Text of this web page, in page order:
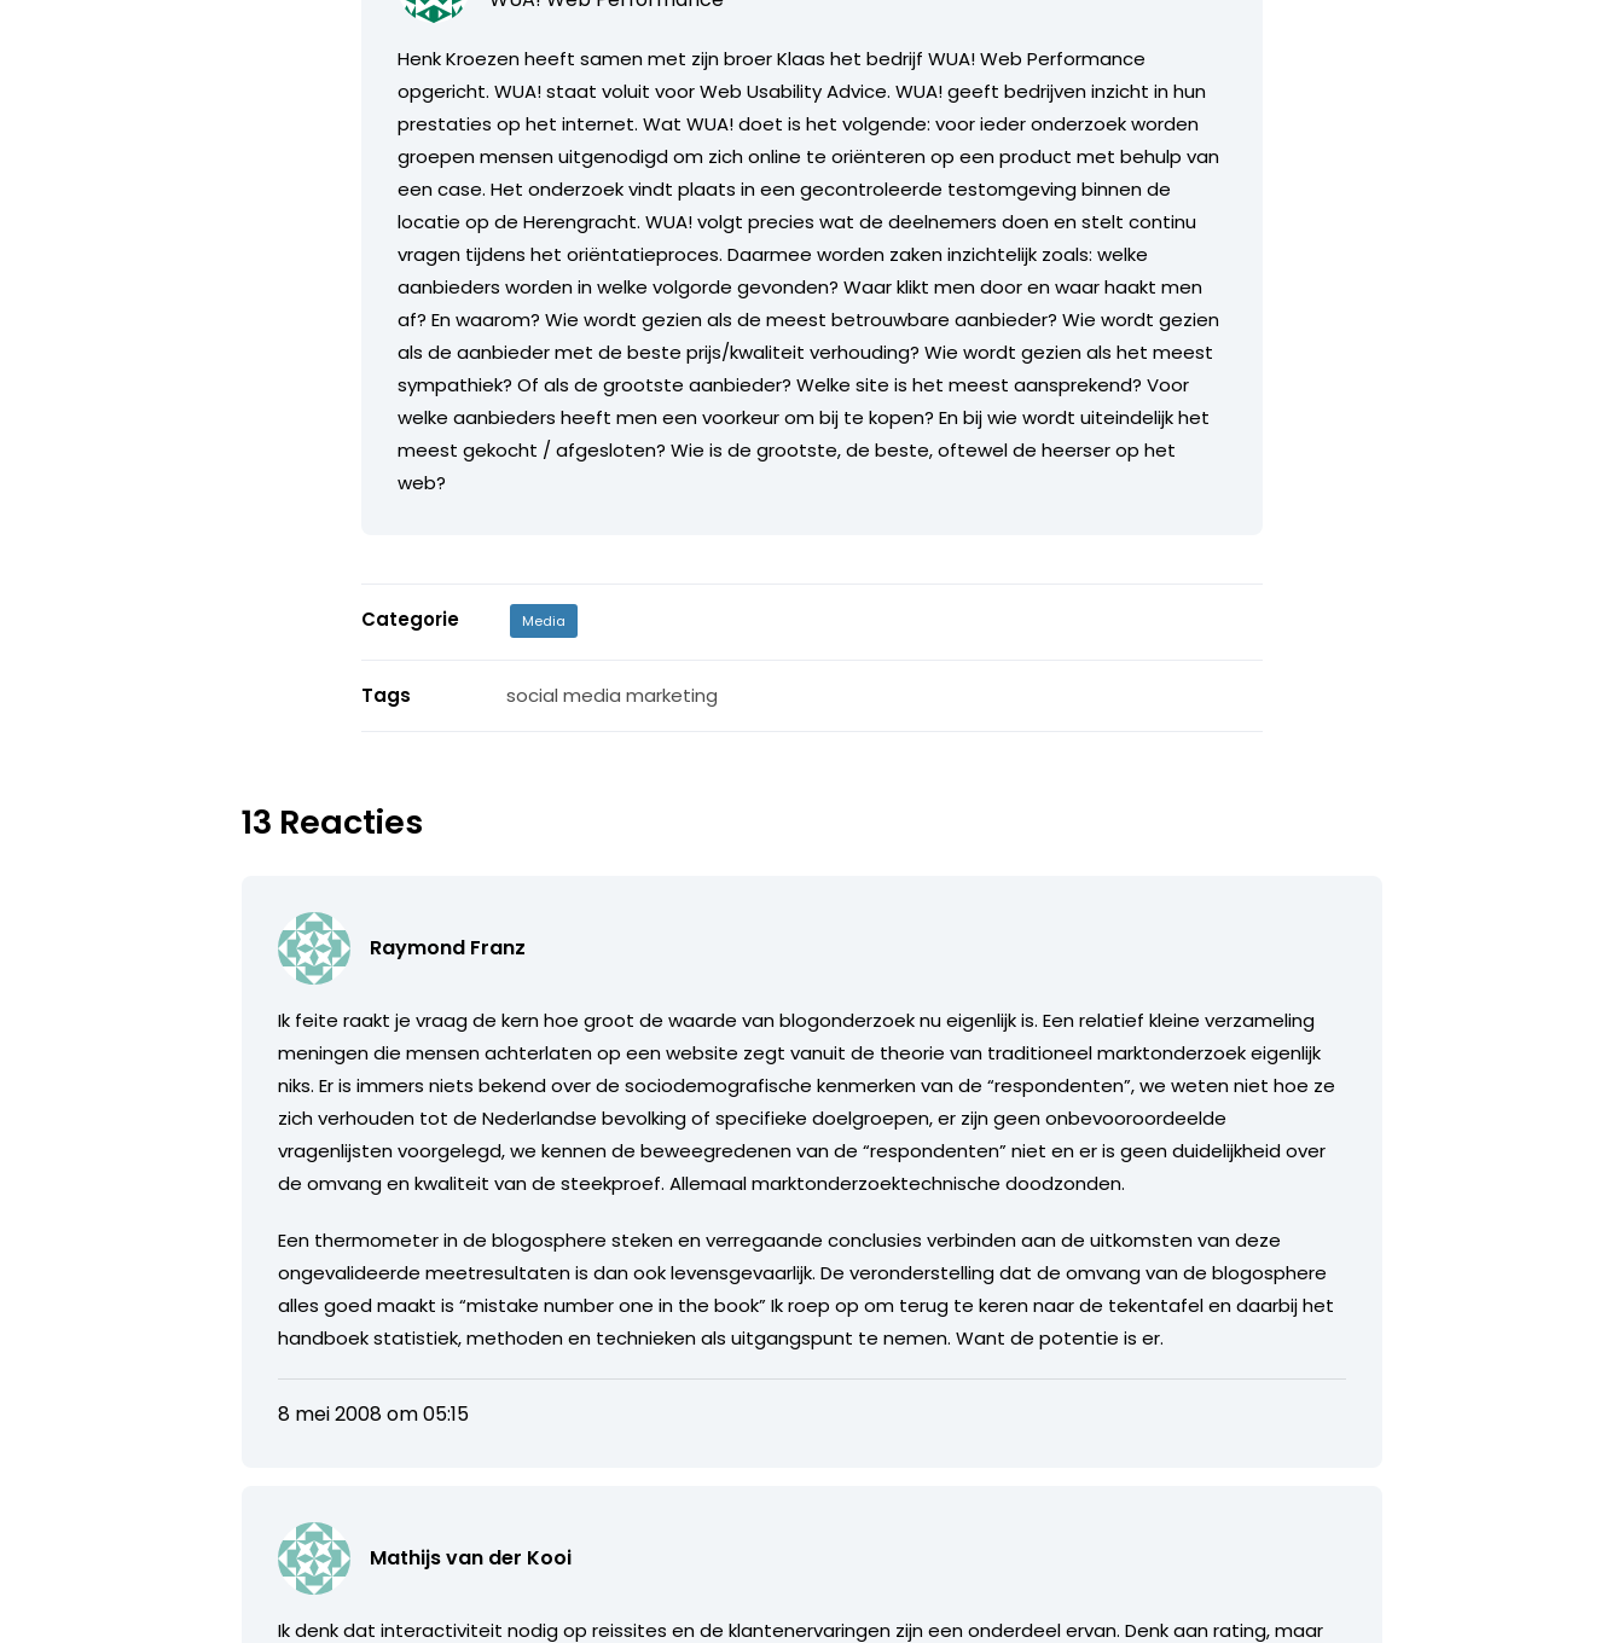
Henk Kroezen heeft samen met zijn broer Klaas het bedrijf WUA! Web Performance
opgericht. WUA! staat voluit voor Web Usability Advice. WUA! geeft bedrijven inzicht in hun
prestaties op het internet. Wat WUA! doet is het volgende: voor ieder onderzoek worden
groepen mensen uitgenodigd om zich online te oriënteren op een product met behulp van
een case. Het onderzoek vindt plaats in een gecontroleerde testomgeving binnen de
locatie op de Herengracht. WUA! volgt precies wat de deelnemers doen en stelt continu
vragen tijdens het oriëntatieproces. Daarmee worden zaken inzichtelijk zoals: welke
aanbieders worden in welke volgorde gevonden? Waar klikt men door en waar haakt men
af? En waarom? Wie wordt gezien als de meest betrouwbare aanbieder? Wie wordt gezien
als de aanbieder met de beste prijs/kwaliteit verhouding? Wie wordt gezien als het meest
sympathiek? Of als de grootste aanbieder? Welke site is het meest aansprekend? Voor
welke aanbieders heeft men een voorkeur om bij te kopen? En bij wie wordt uiteindelijk het
meest gekocht / afgesloten? Wie is de grootste, de beste, oftewel de heerser op het
web?
Categorie Media
Tags social media marketing
13 Reacties
Raymond Franz
Ik feite raakt je vraag de kern hoe groot de waarde van blogonderzoek nu eigenlijk is. Een relatief kleine verzameling
meningen die mensen achterlaten op een website zegt vanuit de theorie van traditioneel marktonderzoek eigenlijk
niks. Er is immers niets bekend over de sociodemografische kenmerken van de “respondenten”, we weten niet hoe ze
zich verhouden tot de Nederlandse bevolking of specifieke doelgroepen, er zijn geen onbevooroordeelde
vragenlijsten voorgelegd, we kennen de beweegredenen van de “respondenten” niet en er is geen duidelijkheid over
de omvang en kwaliteit van de steekproef. Allemaal marktonderzoektechnische doodzonden.
Een thermometer in de blogosphere steken en verregaande conclusies verbinden aan de uitkomsten van deze
ongevalideerde meetresultaten is dan ook levensgevaarlijk. De veronderstelling dat de omvang van de blogosphere
alles goed maakt is “mistake number one in the book” Ik roep op om terug te keren naar de tekentafel en daarbij het
handboek statistiek, methoden en technieken als uitgangspunt te nemen. Want de potentie is er.
8 mei 2008 om 05:15
Mathijs van der Kooi
Ik denk dat interactiviteit nodig op reissites en de klantenervaringen zijn een onderdeel ervan. Denk aan rating, maar